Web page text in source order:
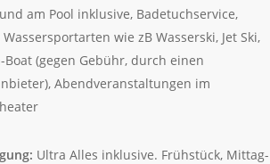
am Pool inklusive, Badetuchservice,
Wassersportarten wie zB Wasserski, Jet Ski,
Boat (gegen Gebühr, durch einen
Abendveranstaltungen im
Ultra Alles inklusive. Frühstück, Mittag-